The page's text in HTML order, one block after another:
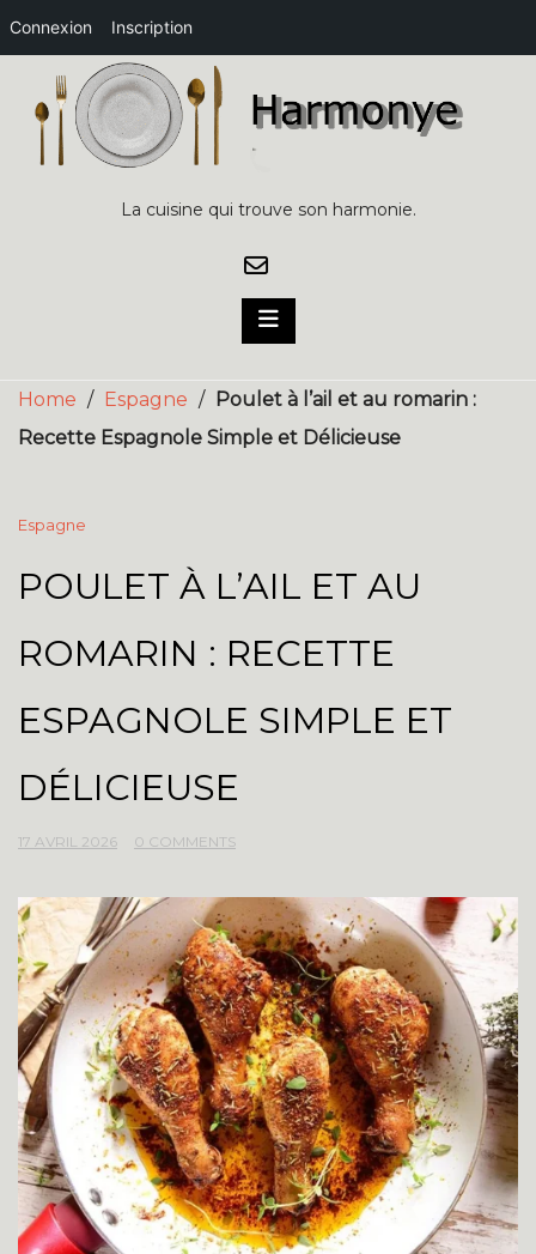
Connexion Inscription
content
La cuisine qui trouve son harmonie.
Home / Espagne /
Poulet à l’ail et au romarin :
Recette Espagnole Simple et Délicieuse
Espagne
POULET À L’AIL ET AU
ROMARIN : RECETTE
ESPAGNOLE SIMPLE ET
DÉLICIEUSE
17 AVRIL 2026 0 COMMENTS